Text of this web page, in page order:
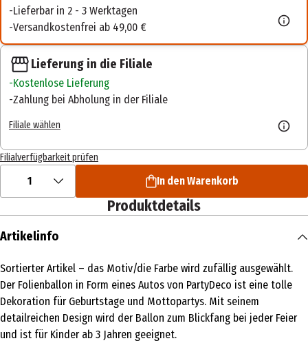
Lieferbar in 2 - 3 Werktagen
Versandkostenfrei ab 49,00 €
Lieferung in die Filiale
Kostenlose Lieferung
Zahlung bei Abholung in der Filiale
Filiale wählen
Filialverfügbarkeit prüfen
1 In den Warenkorb
Produktdetails
Artikelinfo
Sortierter Artikel – das Motiv/die Farbe wird zufällig ausgewählt.
Der Folienballon in Form eines Autos von PartyDeco ist eine tolle
Dekoration für Geburtstage und Mottopartys. Mit seinem
detailreichen Design wird der Ballon zum Blickfang bei jeder Feier
und ist für Kinder ab 3 Jahren geeignet.